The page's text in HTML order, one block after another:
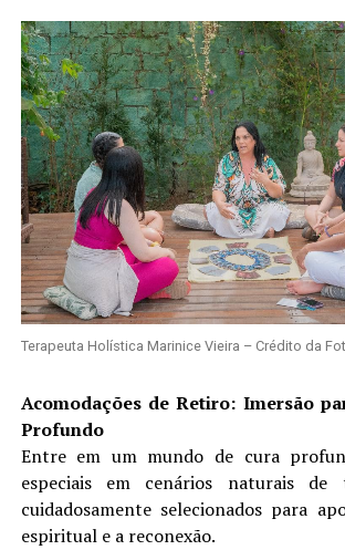
Terapeuta Holística Marinice Vieira – Crédito da
Acomodações de Retiro: Imersão
Profundo
Entre em um mundo de cura
especiais em cenários naturais
cuidadosamente selecionados para
espiritual e a reconexão.